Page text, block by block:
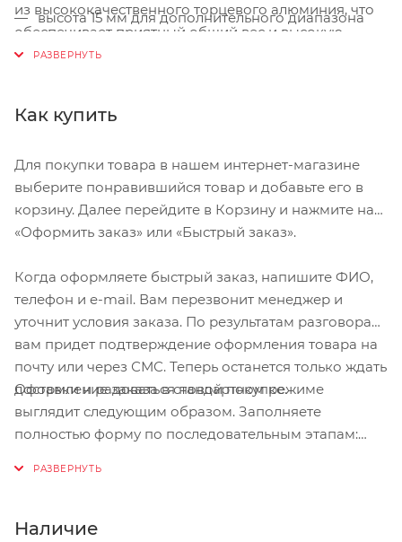
из высококачественного торцевого алюминия, что
обеспечивает приятный общий вес и высокую
жесткость. А что касается комфорта, то многое из
чрезвычайно удобно, в то время как они также
диапазон посадки.
Особенности:
высота 15 мм для дополнительного диапазона
Как купить
Для покупки товара в нашем интернет-магазине
выберите понравившийся товар и добавьте его в
корзину. Далее перейдите в Корзину и нажмите на
«Оформить заказ» или «Быстрый заказ».
Когда оформляете быстрый заказ, напишите ФИО,
телефон и e-mail. Вам перезвонит менеджер и
уточнит условия заказа. По результатам разговора
вам придет подтверждение оформления товара на
почту или через СМС. Теперь останется только ждать
доставки и радоваться новой покупке.
Оформление заказа в стандартном режиме
выглядит следующим образом. Заполняете
полностью форму по последовательным этапам:
Нажмите кнопку «Оформить заказ».
Наличие